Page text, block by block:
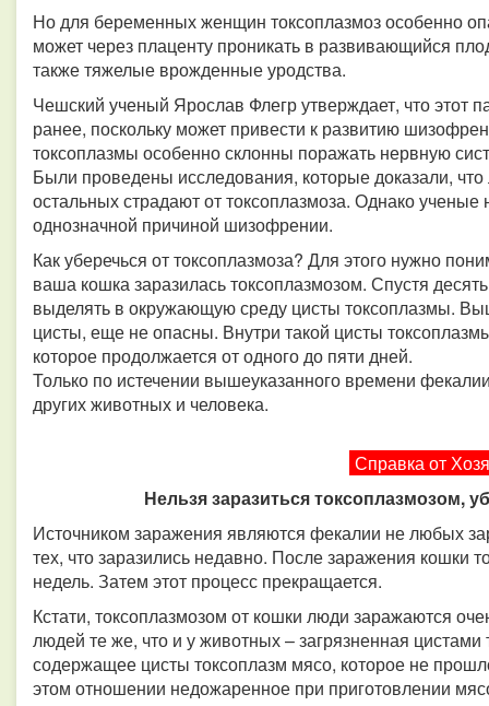
Но для беременных женщин токсоплазмоз особенно
может через плаценту проникать в развивающийся
также тяжелые врожденные уродства.
Чешский ученый Ярослав Флегр утверждает, что этот
ранее, поскольку может привести к развитию
токсоплазмы особенно склонны поражать нервную
Были проведены исследования, которые доказали,
остальных страдают от токсоплазмоза. Однако
однозначной причиной шизофрении.
Как уберечься от токсоплазмоза? Для этого нужно
ваша кошка заразилась токсоплазмозом. Спустя
выделять в окружающую среду цисты токсоплазмы.
цисты, еще не опасны. Внутри такой цисты
которое продолжается от одного до пяти дней.
Только по истечении вышеуказанного времени
других животных и человека.
Справка от
Нельзя заразиться токсоплазмозом,
Источником заражения являются фекалии не любых
тех, что заразились недавно. После заражения кошки
недель. Затем этот процесс прекращается.
Кстати, токсоплазмозом от кошки люди заражаются
людей те же, что и у животных – загрязненная
содержащее цисты токсоплазм мясо, которое не
этом отношении недожаренное при приготовлении